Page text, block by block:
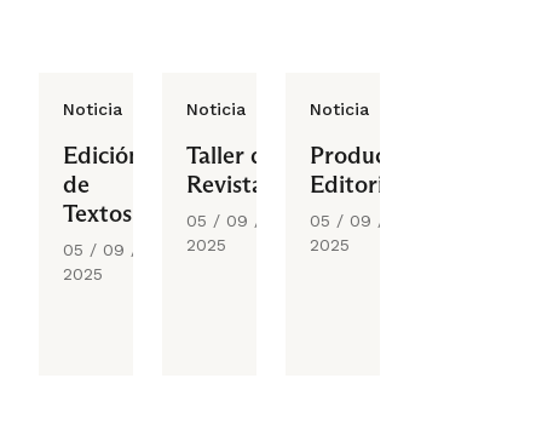
Noticia
Edición
de
Textos
05 / 09 /
2025
Noticia
Taller de
Revistas
05 / 09 /
2025
Noticia
Producción
Editorial
05 / 09 /
2025